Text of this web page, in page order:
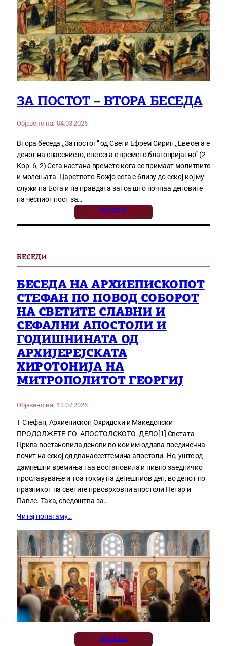
ЗА ПОСТОТ – ВТОРА БЕСЕДА
Објавено на: 04.03.2026
Втора беседа ,,За постот” од Свети Ефрем Сирин ,,Еве сега е
денот на спасението, еве сега е времето благопријатно” (2
Кор. 6, 2) Сега настана времето кога се примаат молитвите
и молењата. Царството Божјо сега е близу до секој кој му
служи на Бога и на правдата затоа што почнаа деновите
на чесниот пост за…
ПОВЕЌЕ
БЕСЕДИ
БЕСЕДА НА АРХИЕПИСКОПОТ
СТЕФАН ПО ПОВОД СОБОРОТ
НА СВЕТИТЕ СЛАВНИ И
СЕФАЛНИ АПОСТОЛИ И
ГОДИШНИНАТА ОД
АРХИЈЕРЕЈСКАТА
ХИРОТОНИЈА НА
МИТРОПОЛИТОТ ГЕОРГИЈ
Објавено на: 13.07.2026
† Стефан, Архиепископ Охридски и Македонски
ПРОДОЛЖЕТЕ ГО АПОСТОЛСКОТО ДЕЛО[1] Светата
Црква востановила денови во кои им оддава поединечна
почит на секој од дванаесеттемина апостоли. Но, уште од
дамнешни времиња таа востановила и нивно заедничко
прославување и тоа токму на денешниов ден, во денот по
празникот на светите првоврховни апостоли Петар и
Павле. Така, сведоштва за…
Читај понатаму…
ПОВЕЌЕ